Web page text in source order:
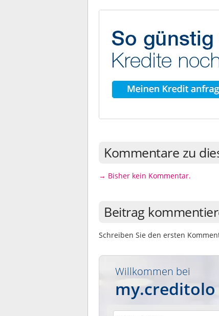
Kommentare zu
→ Bisher kein Kommentar.
Beitrag
Schreiben Sie den ersten
Willkommen bei
my.creditolo